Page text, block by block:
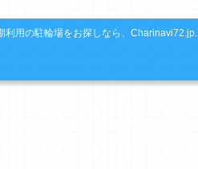
利用の駐輪場をお探しなら、Charinavi72.jp.